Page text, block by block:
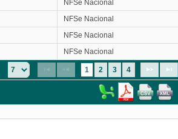
NFSe Nacional
NFSe Nacional
NFSe Nacional
NFSe Nacional
1 2 3 4